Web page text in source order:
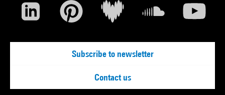
Subscribe to newsletter
Contact us